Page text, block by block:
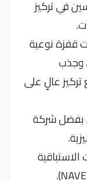
في تركيز
قفزة نوعية
وجذب
تركيز عالٍ على
بفضل شركة
الاستباقية